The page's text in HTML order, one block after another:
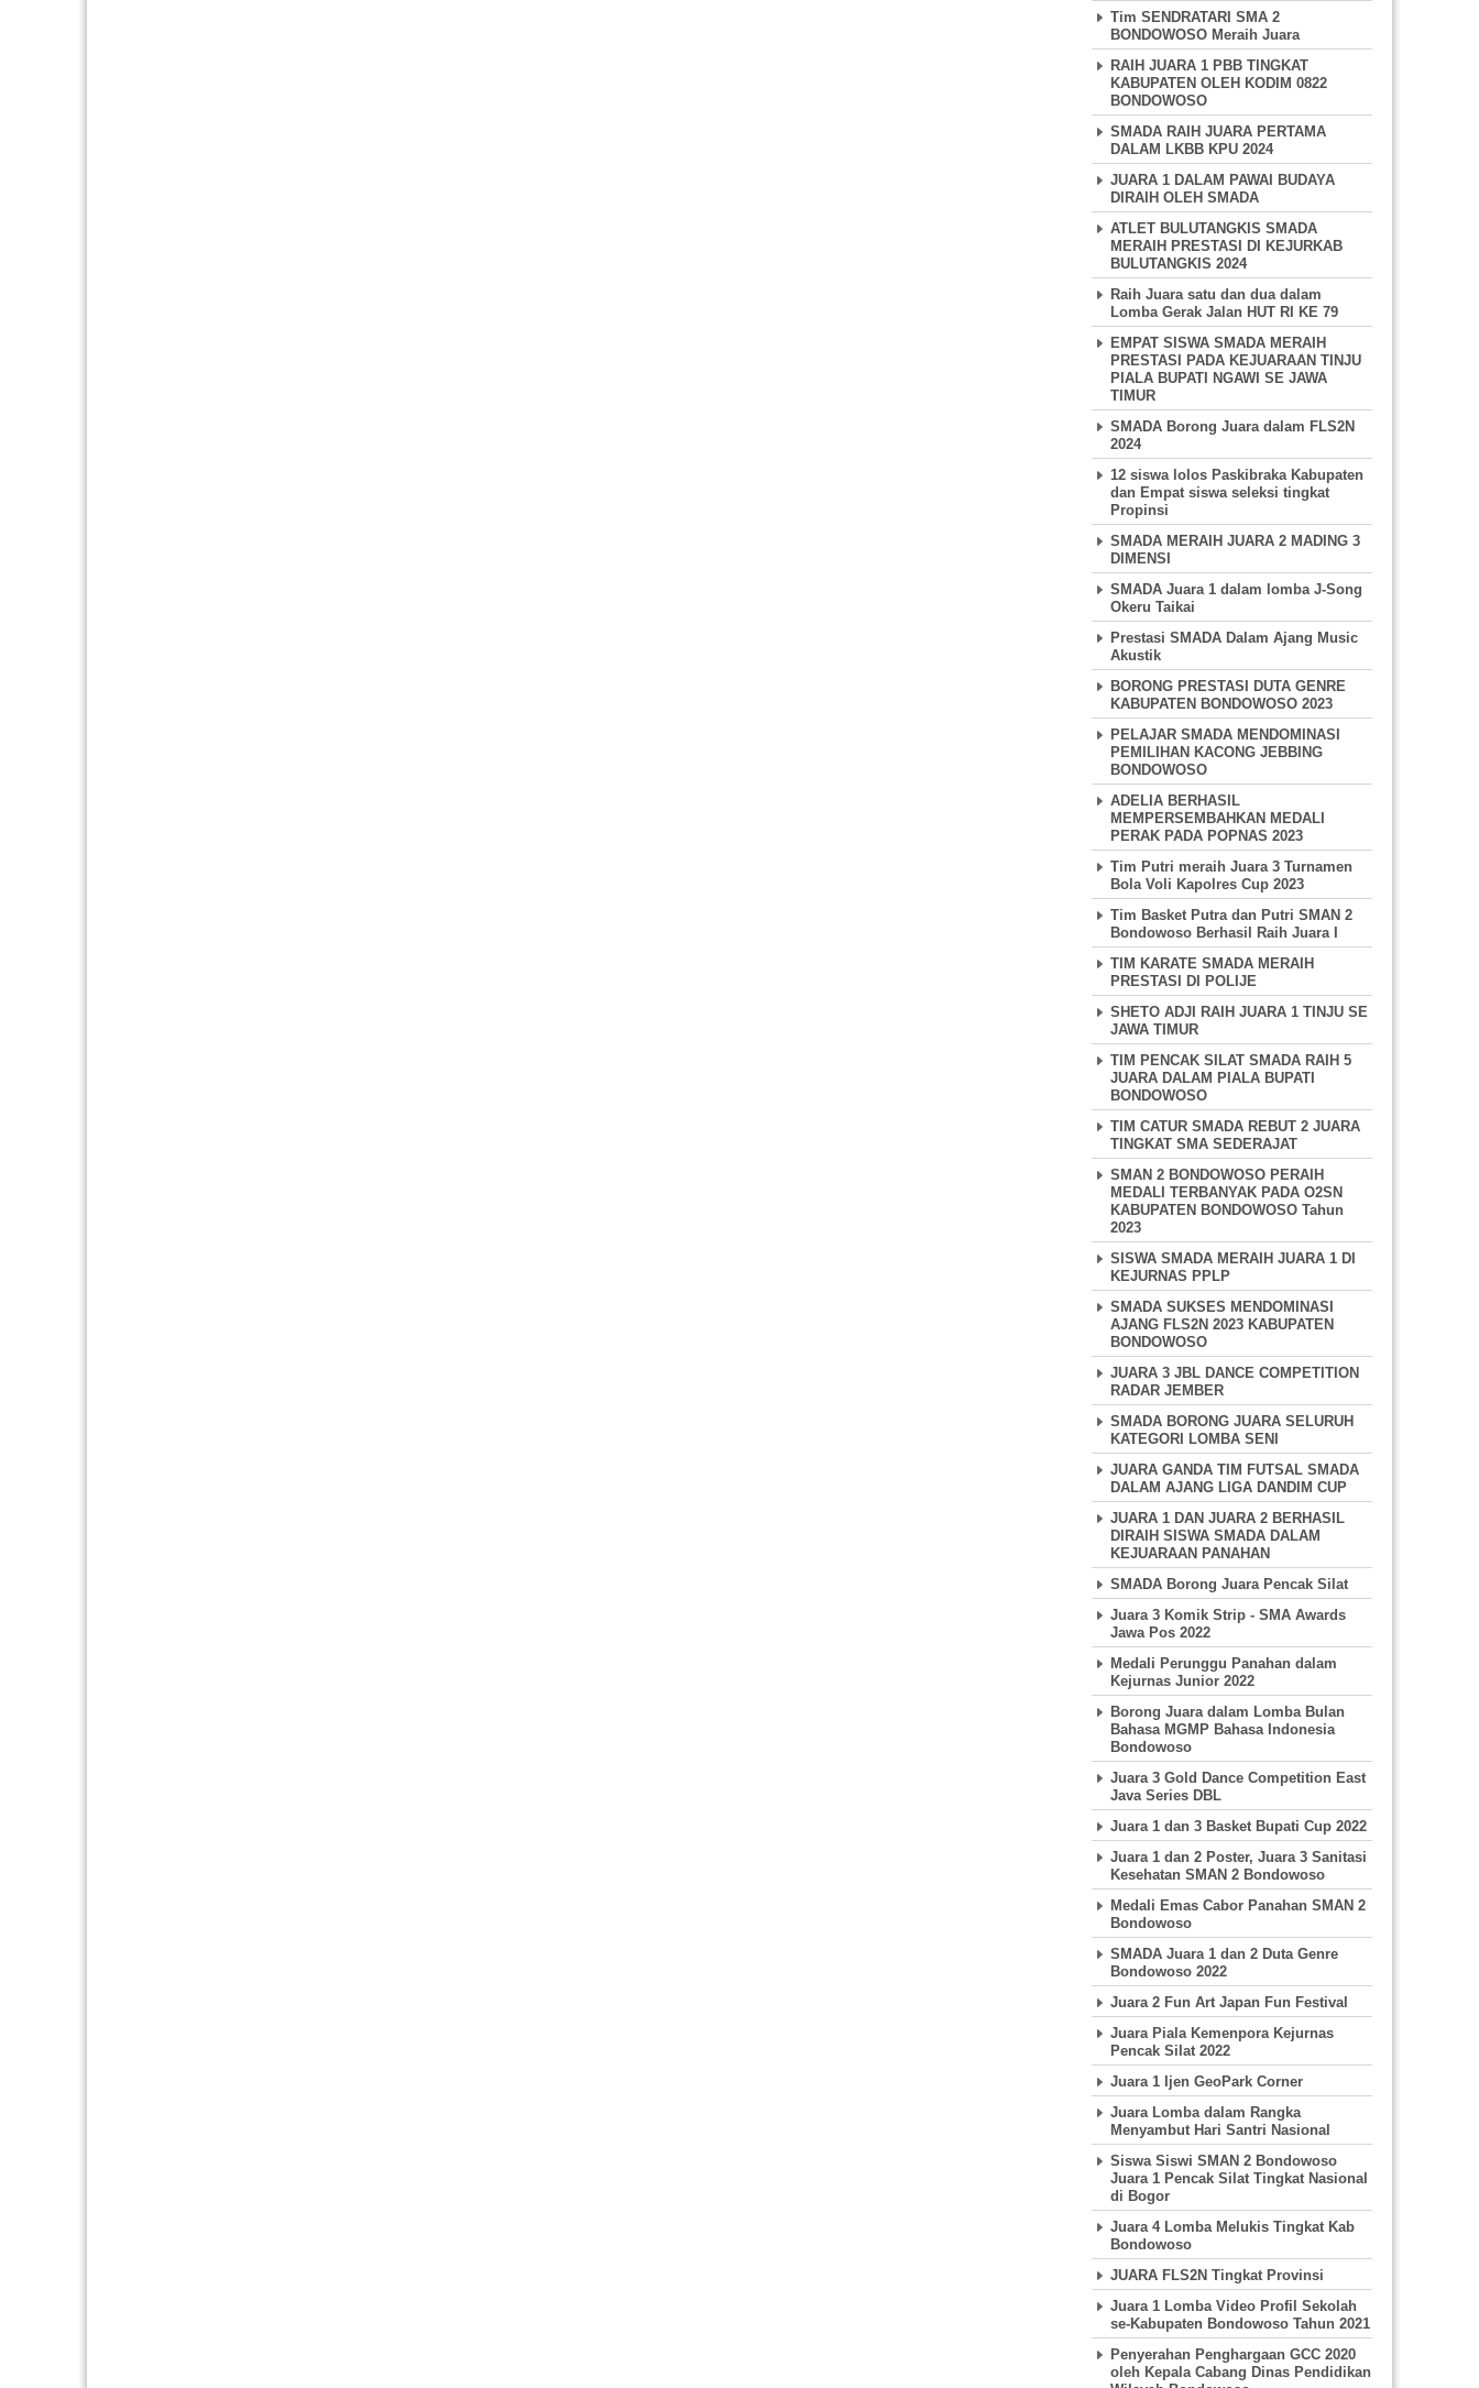
Tim SENDRATARI SMA 2
BONDOWOSO Meraih Juara
RAIH JUARA 1 PBB TINGKAT
KABUPATEN OLEH KODIM 0822
BONDOWOSO
SMADA RAIH JUARA PERTAMA
DALAM LKBB KPU 2024
JUARA 1 DALAM PAWAI BUDAYA
DIRAIH OLEH SMADA
ATLET BULUTANGKIS SMADA
MERAIH PRESTASI DI KEJURKAB
BULUTANGKIS 2024
Raih Juara satu dan dua dalam
Lomba Gerak Jalan HUT RI KE 79
EMPAT SISWA SMADA MERAIH
PRESTASI PADA KEJUARAAN TINJU
PIALA BUPATI NGAWI SE JAWA
TIMUR
SMADA Borong Juara dalam FLS2N
2024
12 siswa lolos Paskibraka Kabupaten
dan Empat siswa seleksi tingkat
Propinsi
SMADA MERAIH JUARA 2 MADING 3
DIMENSI
SMADA Juara 1 dalam lomba J-Song
Okeru Taikai
Prestasi SMADA Dalam Ajang Music
Akustik
BORONG PRESTASI DUTA GENRE
KABUPATEN BONDOWOSO 2023
PELAJAR SMADA MENDOMINASI
PEMILIHAN KACONG JEBBING
BONDOWOSO
ADELIA BERHASIL
MEMPERSEMBAHKAN MEDALI
PERAK PADA POPNAS 2023
Tim Putri meraih Juara 3 Turnamen
Bola Voli Kapolres Cup 2023
Tim Basket Putra dan Putri SMAN 2
Bondowoso Berhasil Raih Juara I
TIM KARATE SMADA MERAIH
PRESTASI DI POLIJE
SHETO ADJI RAIH JUARA 1 TINJU SE
JAWA TIMUR
TIM PENCAK SILAT SMADA RAIH 5
JUARA DALAM PIALA BUPATI
BONDOWOSO
TIM CATUR SMADA REBUT 2 JUARA
TINGKAT SMA SEDERAJAT
SMAN 2 BONDOWOSO PERAIH
MEDALI TERBANYAK PADA O2SN
KABUPATEN BONDOWOSO Tahun
2023
SISWA SMADA MERAIH JUARA 1 DI
KEJURNAS PPLP
SMADA SUKSES MENDOMINASI
AJANG FLS2N 2023 KABUPATEN
BONDOWOSO
JUARA 3 JBL DANCE COMPETITION
RADAR JEMBER
SMADA BORONG JUARA SELURUH
KATEGORI LOMBA SENI
JUARA GANDA TIM FUTSAL SMADA
DALAM AJANG LIGA DANDIM CUP
JUARA 1 DAN JUARA 2 BERHASIL
DIRAIH SISWA SMADA DALAM
KEJUARAAN PANAHAN
SMADA Borong Juara Pencak Silat
Juara 3 Komik Strip - SMA Awards
Jawa Pos 2022
Medali Perunggu Panahan dalam
Kejurnas Junior 2022
Borong Juara dalam Lomba Bulan
Bahasa MGMP Bahasa Indonesia
Bondowoso
Juara 3 Gold Dance Competition East
Java Series DBL
Juara 1 dan 3 Basket Bupati Cup 2022
Juara 1 dan 2 Poster, Juara 3 Sanitasi
Kesehatan SMAN 2 Bondowoso
Medali Emas Cabor Panahan SMAN 2
Bondowoso
SMADA Juara 1 dan 2 Duta Genre
Bondowoso 2022
Juara 2 Fun Art Japan Fun Festival
Juara Piala Kemenpora Kejurnas
Pencak Silat 2022
Juara 1 Ijen GeoPark Corner
Juara Lomba dalam Rangka
Menyambut Hari Santri Nasional
Siswa Siswi SMAN 2 Bondowoso
Juara 1 Pencak Silat Tingkat Nasional
di Bogor
Juara 4 Lomba Melukis Tingkat Kab
Bondowoso
JUARA FLS2N Tingkat Provinsi
Juara 1 Lomba Video Profil Sekolah
se-Kabupaten Bondowoso Tahun 2021
Penyerahan Penghargaan GCC 2020
oleh Kepala Cabang Dinas Pendidikan